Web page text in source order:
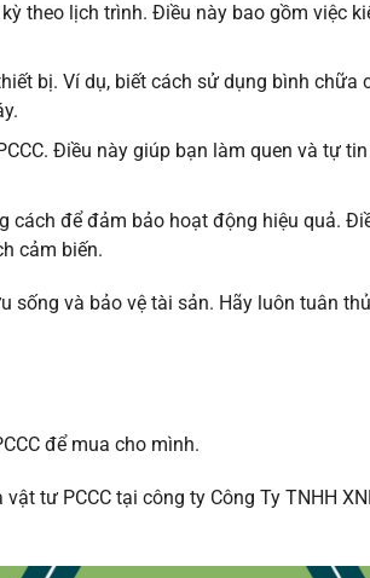
theo lịch trình. Điều này bao gồm việc
bị. Ví dụ, biết cách sử dụng bình chữa
Điều này giúp bạn làm quen và tự
cách để đảm bảo hoạt động hiệu quả.
cảm biến.
sống và bảo vệ tài sản. Hãy luôn tuân
để mua cho mình.
tư PCCC tại công ty Công Ty TNHH